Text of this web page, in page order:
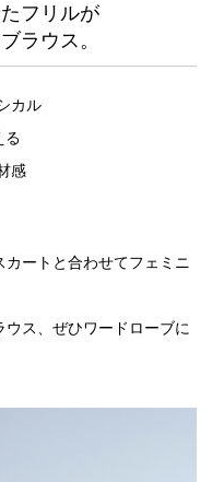
フリルが
ラウス。
カル
る
感
ートと合わせてフェミニ
ス、ぜひワードローブに